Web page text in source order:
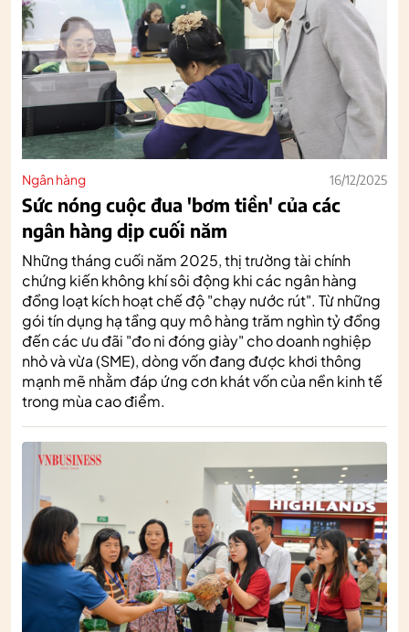
Ngân hàng 16/12/2025
Sức nóng cuộc đua 'bơm tiền' của các
ngân hàng dịp cuối năm
Những tháng cuối năm 2025, thị trường tài chính
chứng kiến không khí sôi động khi các ngân hàng
đồng loạt kích hoạt chế độ "chạy nước rút". Từ những
gói tín dụng hạ tầng quy mô hàng trăm nghìn tỷ đồng
đến các ưu đãi "đo ni đóng giày" cho doanh nghiệp
nhỏ và vừa (SME), dòng vốn đang được khơi thông
mạnh mẽ nhằm đáp ứng cơn khát vốn của nền kinh tế
trong mùa cao điểm.